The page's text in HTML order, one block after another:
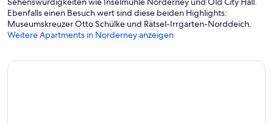
Ebenfalls einen Besuch wert sind diese beiden Highlights:
Museumskreuzer Otto Schülke und Rätsel-Irrgarten-Norddeich.
Weitere Apartments in Norderney anzeigen